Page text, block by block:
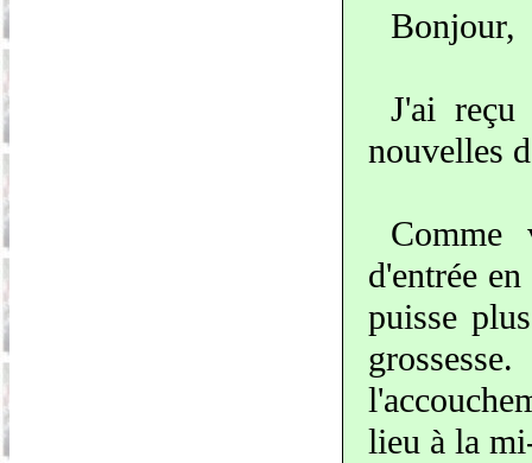
Bonjour,
J'ai reçu
nouvelles
Comme
d'entrée
puisse
lieu à la